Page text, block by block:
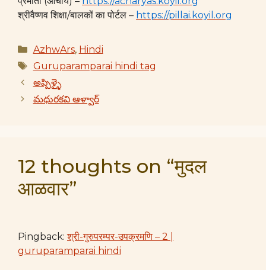
श्रीवैष्णव शिक्षा/बालकों का पोर्टल – https://pillai.koyil.org
Categories
AzhwArs, Hindi
Tags
Guruparamparai hindi tag
అప్పిళ్ళై
మధురకవి ఆళ్వార్
12 thoughts on “मुदल
आळवार”
Pingback:श्री-गुरुपरम्पर-उपक्रमणि – 2 |
guruparamparai hindi